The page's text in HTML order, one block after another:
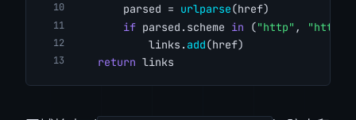
        parsed =
urlparse(href)
if parsed.scheme in ("http" , "https"
            links.
add(href)
return links